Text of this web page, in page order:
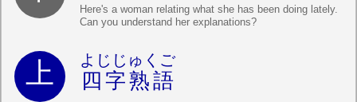
Here's a woman relating what she has been doing lately.
Can you understand her explanations?
四字熟語
よじじゅくご